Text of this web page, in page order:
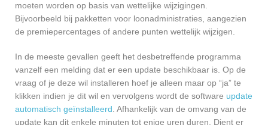
moeten worden op basis van wettelijke wijzigingen.
Bijvoorbeeld bij pakketten voor loonadministraties, aangezien
de premiepercentages of andere punten wettelijk wijzigen.
In de meeste gevallen geeft het desbetreffende programma
vanzelf een melding dat er een update beschikbaar is. Op de
vraag of je deze wil installeren hoef je alleen maar op “ja” te
klikken indien je dit wil en vervolgens wordt de software update
automatisch geïnstalleerd . Afhankelijk van de omvang van de
update kan dit enkele minuten tot enige uren duren. Dient er